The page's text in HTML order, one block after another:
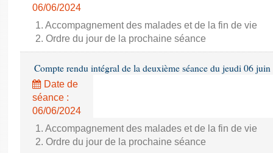
06/06/2024
1. Accompagnement des malades et de la fin de vie
2. Ordre du jour de la prochaine séance
Compte rendu intégral de la deuxième séance du jeudi 06
Date de
séance :
06/06/2024
1. Accompagnement des malades et de la fin de vie
2. Ordre du jour de la prochaine séance